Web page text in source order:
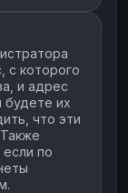
с которого
и адрес
будете их
что эти
если по